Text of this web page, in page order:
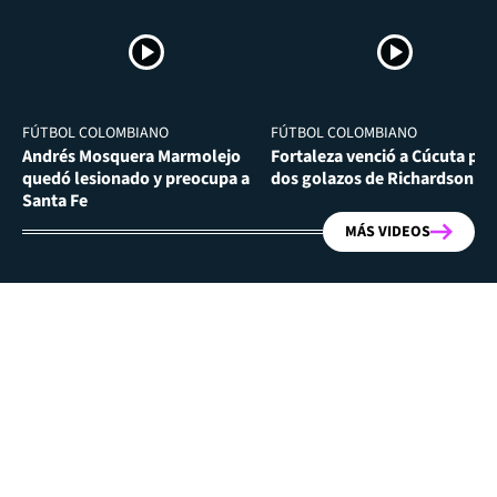
FÚTBOL COLOMBIANO
Andrés Mosquera Marmolejo
quedó lesionado y preocupa a
Santa Fe
FÚTBOL COLOMBIANO
Fortaleza venció a Cúcuta por
dos golazos de Richardson
MÁS VIDEOS